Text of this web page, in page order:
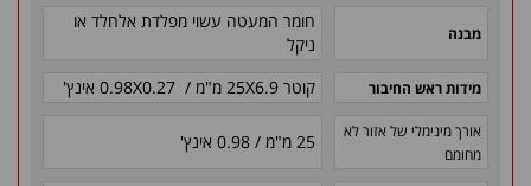
מבנה
חומר המעטה עשוי מפלדת אלחלד או
ניקל
מידות ראש החיבור קוטר 25X6.9 מ"מ / 0.98X0.27 אינץ'
אורך מינימלי של אזור לא
מחומם
25 מ"מ / 0.98 אינץ'